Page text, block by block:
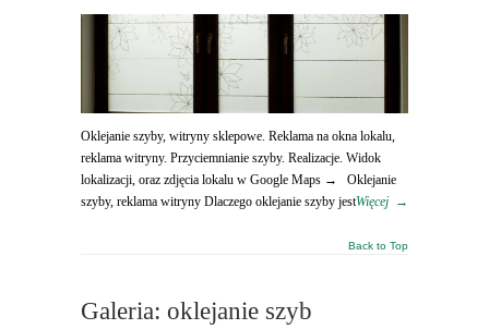
Oklejanie szyby, witryny sklepowe. Reklama na okna lokalu,
reklama witryny. Przyciemnianie szyby. Realizacje. Widok
lokalizacji, oraz zdjęcia lokalu w Google Maps → Oklejanie
szyby, reklama witryny Dlaczego oklejanie szyby jestWięcej →
Back to Top
Galeria: oklejanie szyb